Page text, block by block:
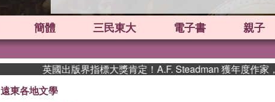
簡體 三民東大 電子書 親子
英國出版界指標大獎肯定！A.F. Steadman 獲年度作家，《史坎
遠東各地文學